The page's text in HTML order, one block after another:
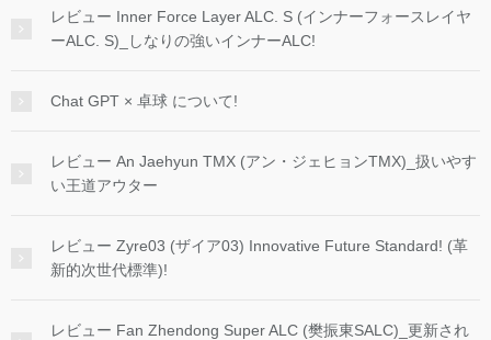
レビュー Inner Force Layer ALC. S (インナーフォースレイヤ
ーALC. S)_しなりの強いインナーALC!
Chat GPT × 卓球 について!
レビュー An Jaehyun TMX (アン・ジェヒョンTMX)_扱いやす
い王道アウター
レビュー Zyre03 (ザイア03) Innovative Future Standard! (革
新的次世代標準)!
レビュー Fan Zhendong Super ALC (樊振東SALC)_更新され